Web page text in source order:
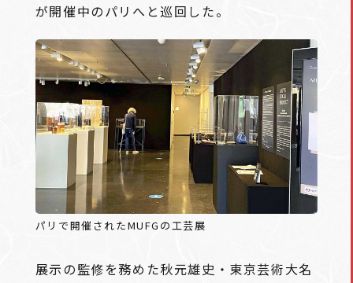
が開催中のパリへと巡回した。
パリで開催されたMUFGの工芸展
展示の監修を務めた秋元雄史・東京芸術大名